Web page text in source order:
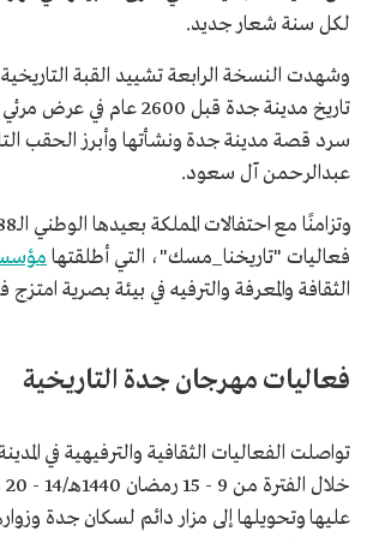
لكل سنة شعار جديد.
سرد قصة مدينة جدة ونشأتها وأبرز الحقب
عبدالرحمن آل سعود.
فعاليات "تاريخنا_مسك"، التي أطلقتها
الثقافة والمعرفة والترفيه في بيئة بصرية
فعاليات مهرجان جدة التاريخية
تواصلت الفعاليات الثقافية والترفيهية في
عليها وتحويلها إلى مزار دائم لسكان جدة